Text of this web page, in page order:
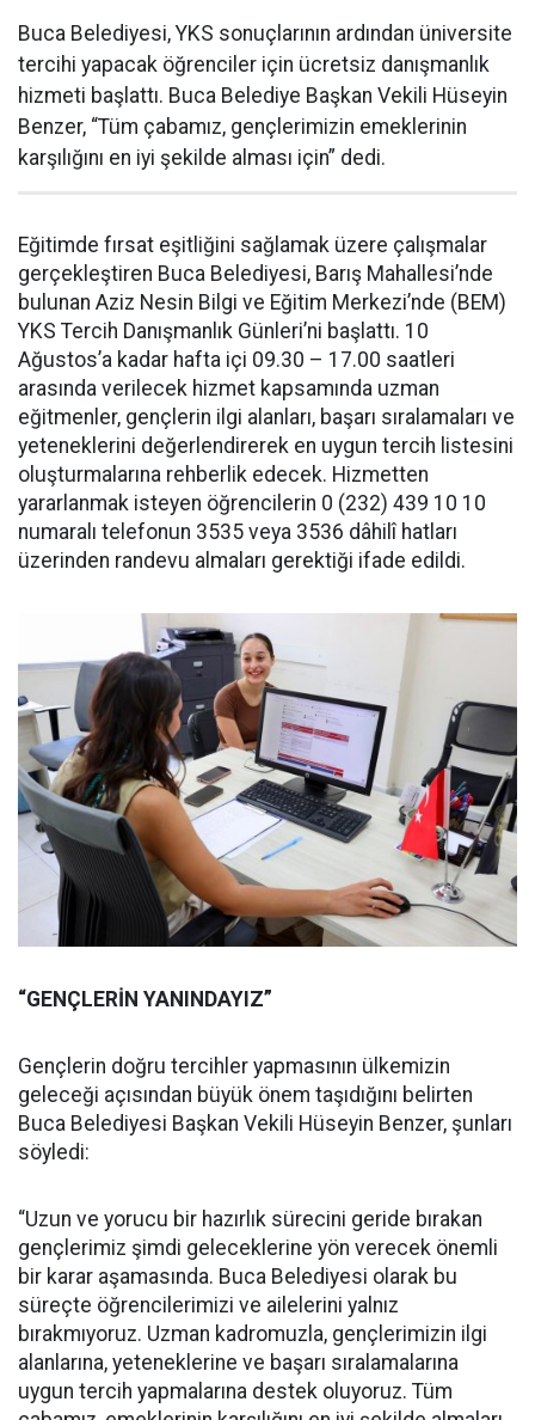
Buca Belediyesi, YKS sonuçlarının ardından üniversite
tercihi yapacak öğrenciler için ücretsiz danışmanlık
hizmeti başlattı. Buca Belediye Başkan Vekili Hüseyin
Benzer, “Tüm çabamız, gençlerimizin emeklerinin
karşılığını en iyi şekilde alması için” dedi.
Eğitimde fırsat eşitliğini sağlamak üzere çalışmalar
gerçekleştiren Buca Belediyesi, Barış Mahallesi’nde
bulunan Aziz Nesin Bilgi ve Eğitim Merkezi’nde (BEM)
YKS Tercih Danışmanlık Günleri’ni başlattı. 10
Ağustos’a kadar hafta içi 09.30 – 17.00 saatleri
arasında verilecek hizmet kapsamında uzman
eğitmenler, gençlerin ilgi alanları, başarı sıralamaları ve
yeteneklerini değerlendirerek en uygun tercih listesini
oluşturmalarına rehberlik edecek. Hizmetten
yararlanmak isteyen öğrencilerin 0 (232) 439 10 10
numaralı telefonun 3535 veya 3536 dâhilî hatları
üzerinden randevu almaları gerektiği ifade edildi.
“GENÇLERİN YANINDAYIZ”
Gençlerin doğru tercihler yapmasının ülkemizin
geleceği açısından büyük önem taşıdığını belirten
Buca Belediyesi Başkan Vekili Hüseyin Benzer, şunları
söyledi:
“Uzun ve yorucu bir hazırlık sürecini geride bırakan
gençlerimiz şimdi geleceklerine yön verecek önemli
bir karar aşamasında. Buca Belediyesi olarak bu
süreçte öğrencilerimizi ve ailelerini yalnız
bırakmıyoruz. Uzman kadromuzla, gençlerimizin ilgi
alanlarına, yeteneklerine ve başarı sıralamalarına
uygun tercih yapmalarına destek oluyoruz. Tüm